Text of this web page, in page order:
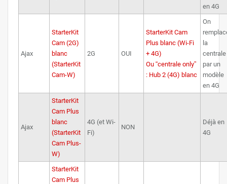
en 4G
Ajax
StarterKit
Cam (2G)
blanc
(StarterKit
Cam-W)
2G OUI
StarterKit Cam
Plus blanc (Wi-Fi
+ 4G)
Ou “centrale only”
: Hub 2 (4G) blanc
On
la
centrale
par un
modèle
en 4G
Ajax
StarterKit
Cam Plus
blanc
(StarterKit
Cam Plus-
W)
4G (et Wi-
Fi)
NON
Déjà en
4G
StarterKit
Cam Plus